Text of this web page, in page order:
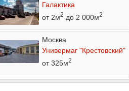
Галактика
от 2м2 до 2 000м2
Москва
Универмаг "Крестовский"
от 325м2